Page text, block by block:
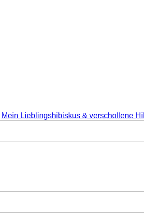
Mein Lieblingshibiskus & verschollene